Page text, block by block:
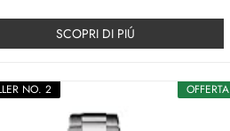
SCOPRI DI PIÚ
OFFERTA
NO. 2